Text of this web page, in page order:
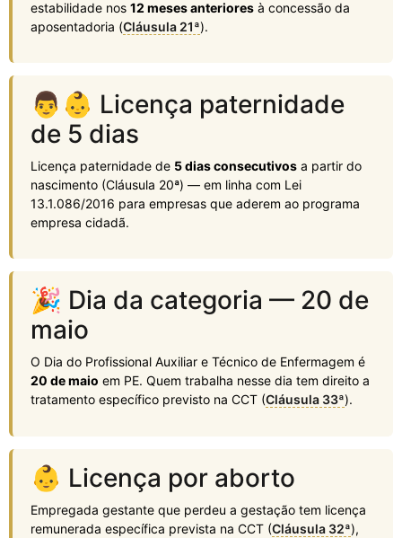
estabilidade nos 12 meses anteriores à concessão da
aposentadoria (Cláusula 21ª).
👨‍👶 Licença paternidade
de 5 dias
Licença paternidade de 5 dias consecutivos a partir do
nascimento (Cláusula 20ª) — em linha com Lei
13.1.086/2016 para empresas que aderem ao programa
empresa cidadã.
🎉 Dia da categoria — 20 de
maio
O Dia do Profissional Auxiliar e Técnico de Enfermagem é
20 de maio em PE. Quem trabalha nesse dia tem direito a
tratamento específico previsto na CCT (Cláusula 33ª).
👶 Licença por aborto
Empregada gestante que perdeu a gestação tem licença
remunerada específica prevista na CCT (Cláusula 32ª),